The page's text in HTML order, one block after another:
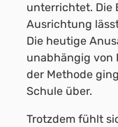
unterrichtet. Die
Ausrichtung
Die heutige
unabhängig von
der Methode
Schule über.
Trotzdem fühlt